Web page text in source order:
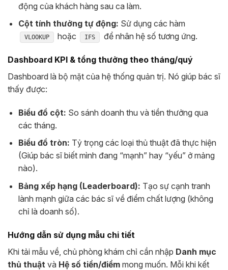
động của khách hàng sau ca làm.
Cột tính thưởng tự động: Sử dụng các hàm
VLOOKUP hoặc IFS để nhân hệ số tương ứng.
Dashboard KPI & tổng thưởng theo tháng/quý
Dashboard là bộ mặt của hệ thống quản trị. Nó giúp bác sĩ
thấy được:
Biểu đồ cột: So sánh doanh thu và tiền thưởng qua
các tháng.
Biểu đồ tròn: Tỷ trọng các loại thủ thuật đã thực hiện
(Giúp bác sĩ biết mình đang “mạnh” hay “yếu” ở mảng
nào).
Bảng xếp hạng (Leaderboard): Tạo sự cạnh tranh
lành mạnh giữa các bác sĩ về điểm chất lượng (không
chỉ là doanh số).
Hướng dẫn sử dụng mẫu chi tiết
Khi tải mẫu về, chủ phòng khám chỉ cần nhập Danh mục
thủ thuật và Hệ số tiền/điểm mong muốn. Mỗi khi kết